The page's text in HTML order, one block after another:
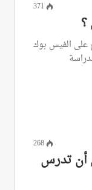
371
على الفيس بوك
268
أن تدرس